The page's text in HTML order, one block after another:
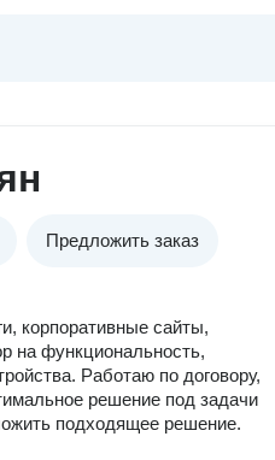
Предложить заказ
корпоративные сайты,
на функциональность,
Работаю по договору,
решение под задачи
подходящее решение.